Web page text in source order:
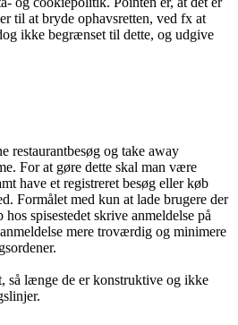
til at bryde ophavsretten, ved fx at
ikke begrænset til dette, og udgive
restaurantbesøg og take away
For at gøre dette skal man være
have et registreret besøg eller køb
Formålet med kun at lade brugere der
spisestedet skrive anmeldelse på
mere troværdig og minimere
så længe de er konstruktive og ikke